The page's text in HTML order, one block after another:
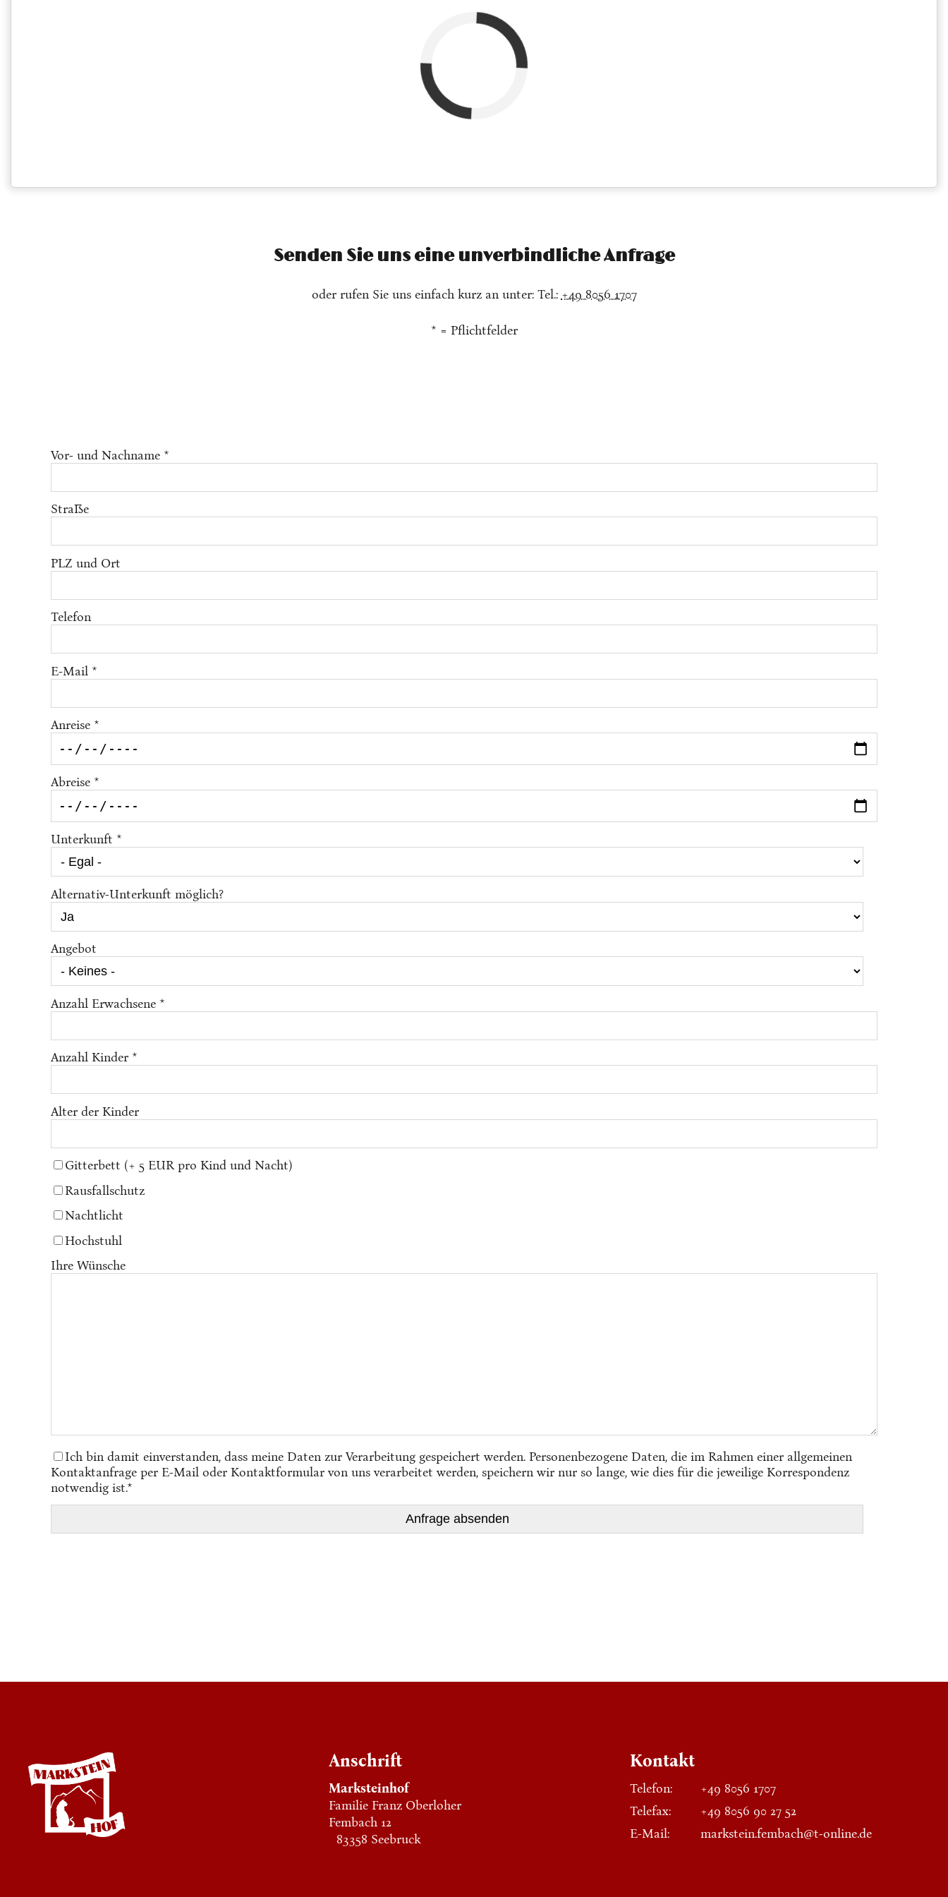
Senden Sie uns eine unverbindliche Anfrage
oder rufen Sie uns einfach kurz an unter: Tel.: +49 8056 1707
* = Pflichtfelder
Vor- und Nachname *
Straße
PLZ und Ort
Telefon
E-Mail *
Anreise *
Abreise *
Unterkunft *
Alternativ-Unterkunft möglich?
Angebot
Anzahl Erwachsene *
Anzahl Kinder *
Alter der Kinder
Gitterbett (+ 5 EUR pro Kind und Nacht)
Rausfallschutz
Nachtlicht
Hochstuhl
Ihre Wünsche
Ich bin damit einverstanden, dass meine Daten zur Verarbeitung gespeichert werden. Personenbezogene Daten, die im Rahmen einer allgemeinen
Kontaktanfrage per E-Mail oder Kontaktformular von uns verarbeitet werden, speichern wir nur so lange, wie dies für die jeweilige Korrespondenz
notwendig ist.*
Anfrage absenden
Anschrift
Marksteinhof
Familie Franz Oberloher
Fembach 12
83358 Seebruck
Kontakt
Telefon:
+49 8056 1707
Telefax:
+49 8056 90 27 52
E-Mail:
markstein.fembach@t-online.de